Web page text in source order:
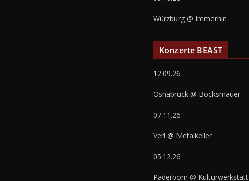
Würzburg @ Immerhin
Konzerte BEAST
12.09.26
Osnabrück @ Bocksmauer
07.11.26
Verl @ Metalkeller
05.12.26
Paderborn @ Kulturwerkstatt